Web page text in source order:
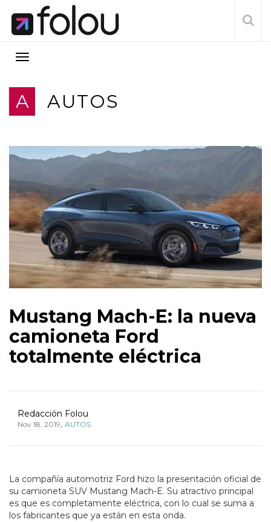
A AUTOS
Mustang Mach-E: la nueva
camioneta Ford
totalmente eléctrica
Redacción Folou
Nov 18, 2019, AUTOS
La compañía automotriz Ford hizo la presentación oficial de
su camioneta SUV Mustang Mach-E. Su atractivo principal
es que es completamente eléctrica, con lo cual se suma a
los fabricantes que ya están en esta onda.